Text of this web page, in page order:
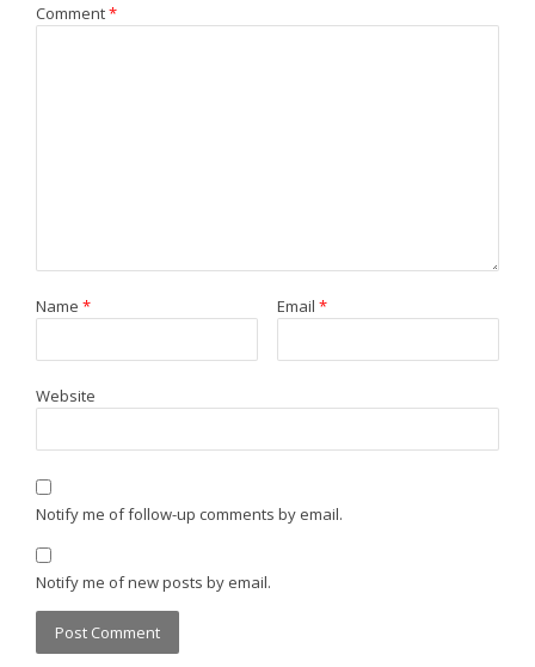
Comment*
Name * Email *
Website
Notify me of follow-up comments by email.
Notify me of new posts by email.